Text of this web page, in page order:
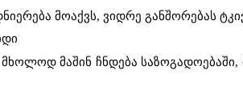
მოაქვს, ვიდრე განშორებას
მხოლოდ მაშინ ჩნდება